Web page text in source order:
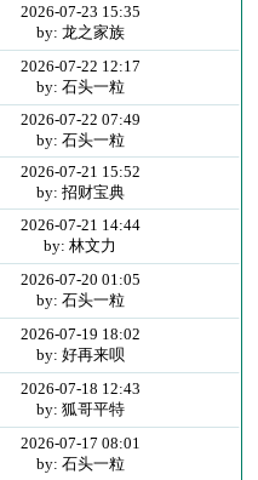
2026-07-23 15:35
by: 龙之家族
2026-07-22 12:17
by: 石头一粒
2026-07-22 07:49
by: 石头一粒
2026-07-21 15:52
by: 招财宝典
2026-07-21 14:44
by: 林文力
2026-07-20 01:05
by: 石头一粒
2026-07-19 18:02
by: 好再来呗
2026-07-18 12:43
by: 狐哥平特
2026-07-17 08:01
by: 石头一粒